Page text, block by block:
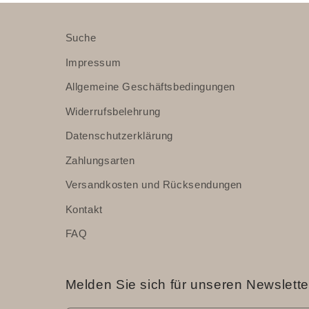
Suche
Impressum
Allgemeine Geschäftsbedingungen
Widerrufsbelehrung
Datenschutzerklärung
Zahlungsarten
Versandkosten und Rücksendungen
Kontakt
FAQ
Melden Sie sich für unseren